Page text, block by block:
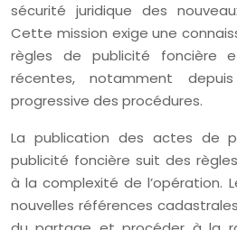
sécurité juridique des
Cette mission exige une
règles de publicité foncière
récentes, notamment
progressive des procédures.
La publication des actes de
publicité foncière suit des
à la complexité de l’opération.
nouvelles références